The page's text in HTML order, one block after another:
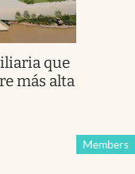
que
más alta
Members